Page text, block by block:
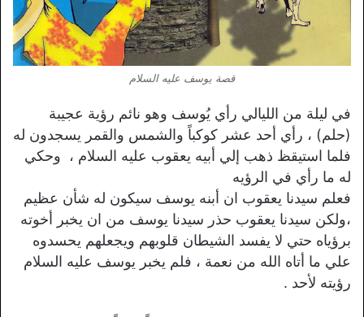
قصة يوسف عليه السلام
في ليلة من الليالي رأي يُوسف وهو نائم رؤية عجيبة
(حلم) ، رأي أحد عشر كوكباً والشمس والقمر يسجدون له
فلما استيقظ ذهب إلي أبيه يعقوب عليه السلام ، وحكي
له ما رأي في الرؤيه
فعلم سيدنا يعقوب ان أبنه يوسف سيكون له شأن عظيم
،ولكن سيدنا يعقوب حذر سيدنا يوسف من ان يخبر أخوته
برؤياه حتي لا يفسد الشيطان قلوبهم ويجعلهم يحسدوه
علي ما أتاه الله من نعمة ، فلم يخبر يوسف عليه السلام
رؤيته لأحد .